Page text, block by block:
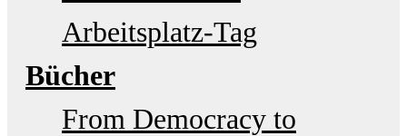
Arbeitsplatz-Tag
Bücher
From Democracy to